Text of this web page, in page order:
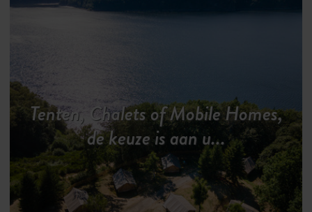
Neem een duik in het overdekte
zwembadna een wandeling naar
Kasteel Val jusqu’au Château de Val
Directe toegang tot het meer ende
wateractiviteiten
Tenten, Chalets of Mobile Homes,
de keuze is aan u...